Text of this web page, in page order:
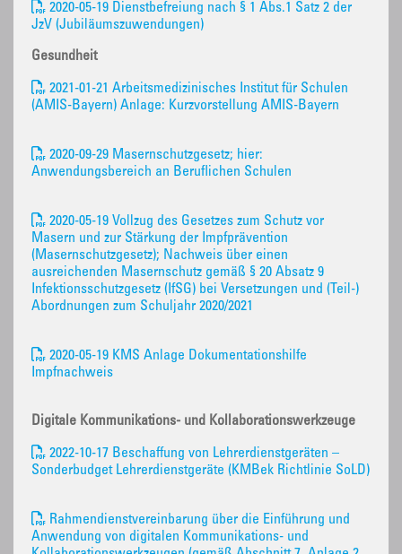
2020-05-19 Dienstbefreiung nach § 1 Abs.1 Satz 2 der
JzV (Jubiläumszuwendungen)
Gesundheit
2021-01-21 Arbeitsmedizinisches Institut für Schulen
(AMIS-Bayern) Anlage: Kurzvorstellung AMIS-Bayern
2020-09-29 Masernschutzgesetz; hier:
Anwendungsbereich an Beruflichen Schulen
2020-05-19 Vollzug des Gesetzes zum Schutz vor
Masern und zur Stärkung der Impfprävention
(Masernschutzgesetz); Nachweis über einen
ausreichenden Masernschutz gemäß § 20 Absatz 9
Infektionsschutzgesetz (IfSG) bei Versetzungen und (Teil-)
Abordnungen zum Schuljahr 2020/2021
2020-05-19 KMS Anlage Dokumentationshilfe
Impfnachweis
Digitale Kommunikations- und Kollaborationswerkzeuge
2022-10-17 Beschaffung von Lehrerdienstgeräten –
Sonderbudget Lehrerdienstgeräte (KMBek Richtlinie SoLD)
Rahmendienstvereinbarung über die Einführung und
Anwendung von digitalen Kommunikations- und